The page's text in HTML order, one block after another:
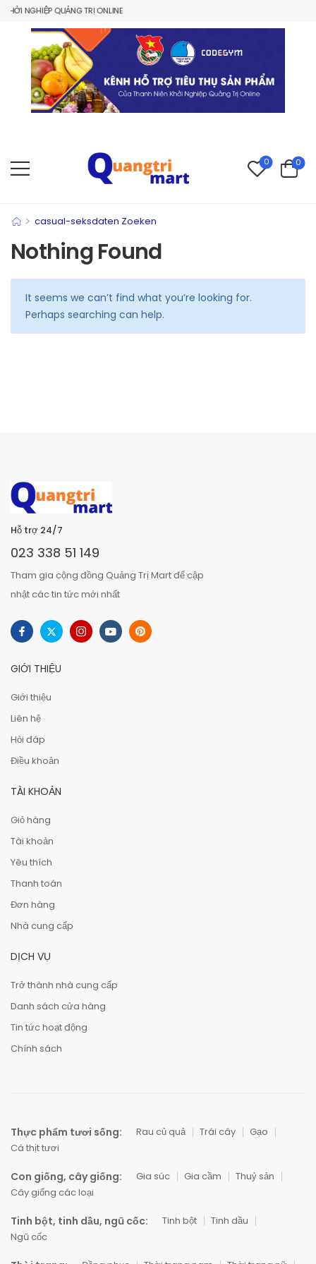
NGHIỆP QUẢNG TRỊ ONLINE
0 0
> casual-seksdaten Zoeken
Nothing Found
It seems we can’t find what you’re looking for.
Perhaps searching can help.
Hỗ trợ 24/7
023 338 51 149
Tham gia cộng đồng Quảng Trị Mart để cập
nhật các tin tức mới nhất
GIỚI THIỆU
Giới thiệu
Liên hệ
Hỏi đáp
Điều khoản
TÀI KHOẢN
Giỏ hàng
Tài khoản
Yêu thích
Thanh toán
Đơn hàng
Nhà cung cấp
DỊCH VỤ
Trở thành nhà cung cấp
Danh sách cửa hàng
Tin tức hoạt động
Chính sách
Thực phẩm tươi sống: Rau củ quả Trái cây
Gạo
Cá thịt tươi
Con giống, cây giống: Gia súc Gia cầm
Thuỷ sản
Cây giống các loại
Tinh bột, tinh dầu, ngũ cốc: Tinh bột
Tinh dầu
Ngũ cốc